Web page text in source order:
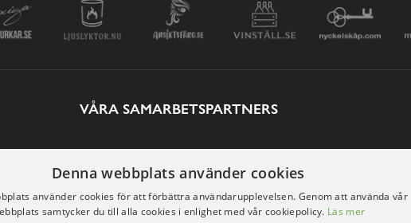
VÅRA SAMARBETSPARTNERS
Denna webbplats använder cookies
använder cookies för att förbättra användarupplevelsen. Genom att använda vår
samtycker du till alla cookies i enlighet med vår cookiepolicy. Läs mer